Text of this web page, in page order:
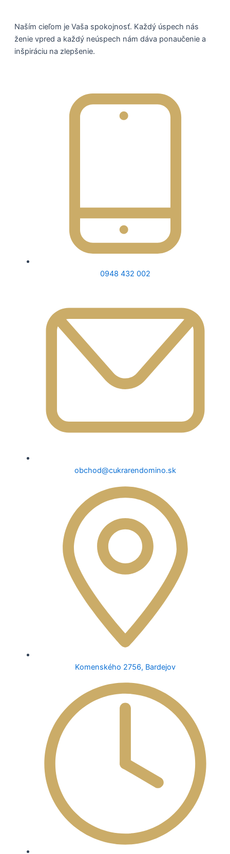
Naším cieľom je Vaša spokojnosť. Každý úspech nás
ženie vpred a každý neúspech nám dáva ponaučenie a
inšpiráciu na zlepšenie.
0948 432 002
obchod@cukrarendomino.sk
Komenského 2756, Bardejov